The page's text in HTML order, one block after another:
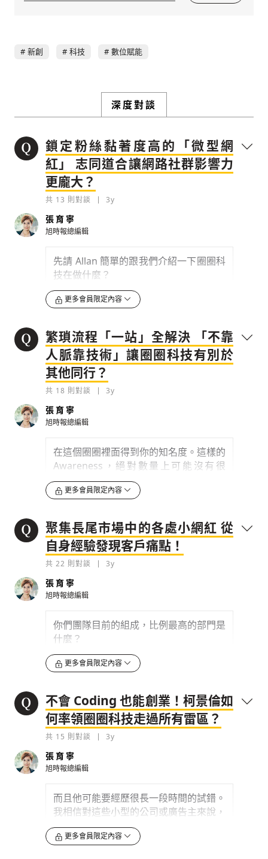
歡迎您加入《旭時報》
掌握國際政經脈動
參與下一波全球科技革命
(十分鐘內有效)
將此文章當作禮物
可送禮額度：0 |每月 1 號更新可送禮次數
發送禮物
您確定要花費 NT49 元
再想一下 確定購買
新創 科技 數位賦能
深度對談
鎖定粉絲黏著度高的「微型網
紅」 志同道合讓網路社群影響力
更龐大？
共 13 則對談 3y
張育寧
旭時報總編輯
先請 Allan 簡單的跟我們介紹一下圈圈科
技在做什麼？
0 3y
更多會員限定內容
繁瑣流程「一站」全解決 「不靠
人脈靠技術」讓圈圈科技有別於
其他同行？
共 18 則對談 3y
張育寧
旭時報總編輯
在這個圈圈裡面得到你的知名度。這樣的
Awareness，絕對數量上可能沒有很
高，但精準度高。我覺得這個的確就是您
剛剛講的「長尾效應」，這其實是在網
的社群形成了之後，才出現的商機。
0 3y
檢舉留言
可是其實滿多新創公司在做類似的事情，
比如說，像之前我們有介紹過的 iKala，
西，圈圈科技跟這些服務有什麼樣的不同
嗎？
0 3y
更多會員限定內容
聚集長尾市場中的各處小網紅 從
自身經驗發現客戶痛點！
共 22 則對談 3y
張育寧
旭時報總編輯
你們團隊目前的組成，比例最高的部門是
什麼？
0 3y
更多會員限定內容
不會 Coding 也能創業！柯景倫如
何率領圈圈科技走過所有雷區？
共 15 則對談 3y
張育寧
旭時報總編輯
而且他可能要經歷很長一段時間的試錯。
我相信對這些小型的公司或廣告主來說，
他們其實沒有那麼多的資源跟時間去嘗試
錯誤，等於您也有一點像之前在 Google
更多會員限定內容
留言連結
同，而使用情緒性攻擊字眼
反對任何型式騷擾：杜絕包含但不限於恐
選擇留言文字給平台的使用範疇（皆註記
留言文字開放授權
留言文字開放引用
存為草稿
規則說明
陪你從「科技+人文」視角，深入國際政經脈動
成為付費會員，即可擁有：
立即成為付費會員
已經是付費會員？